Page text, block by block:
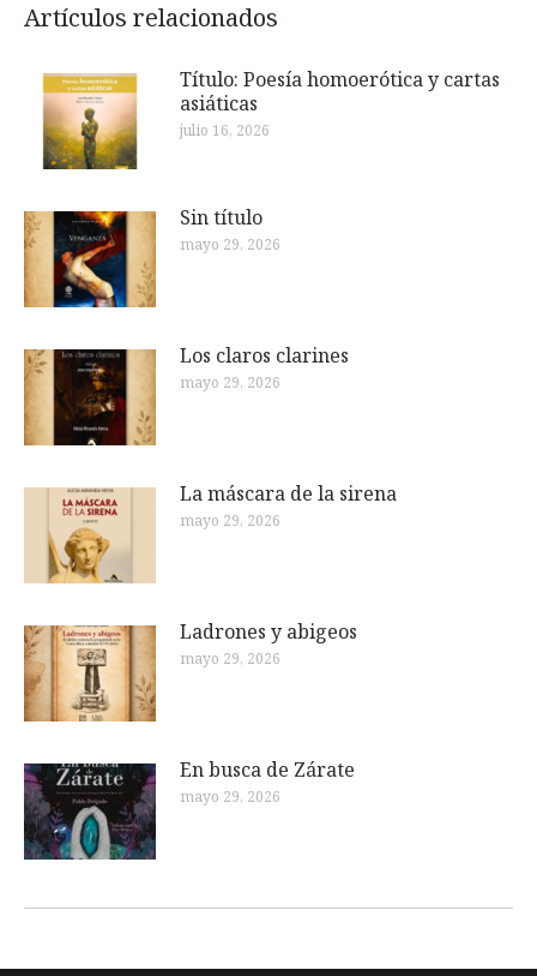
Artículos relacionados
Título: Poesía homoerótica y cartas
asiáticas
julio 16, 2026
Sin título
mayo 29, 2026
Los claros clarines
mayo 29, 2026
La máscara de la sirena
mayo 29, 2026
Ladrones y abigeos
mayo 29, 2026
En busca de Zárate
mayo 29, 2026